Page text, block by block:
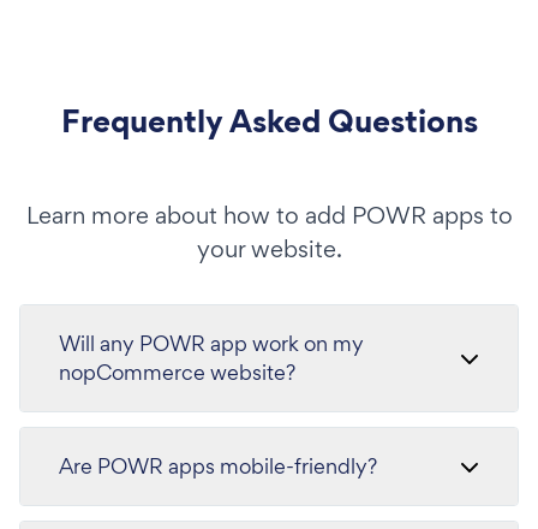
Frequently Asked Questions
Learn more about how to add POWR apps to
your website.
Will any POWR app work on my
nopCommerce website?
Are POWR apps mobile-friendly?